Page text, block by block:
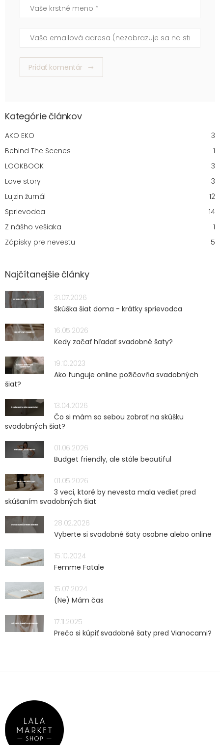
Vaše krstné meno
Vaša emailová adresa (nezobrazuje sa na stránke)
Pridať komentár
Kategórie článkov
AKO EKO
3
Behind The Scenes
1
LOOKBOOK
3
Love story
3
Lujzin žurnál
12
Sprievodca
14
Z nášho vešiaka
1
Zápisky pre nevestu
5
Najčítanejšie články
31.07.2026
Skúška šiat doma - krátky sprievodca
16.05.2026
Kedy začať hľadať svadobné šaty?
19.10.2023
Ako funguje online požičovňa svadobných
šiat?
13.04.2026
Čo si mám so sebou zobrať na skúšku
svadobných šiat?
01.06.2026
Budget friendly, ale stále beautiful
01.05.2026
3 veci, ktoré by nevesta mala vedieť pred
skúšaním svadobných šiat
28.02.2026
Vyberte si svadobné šaty osobne alebo online
15.10.2024
Femme Fatale
15.07.2024
(Ne) Mám čas
17.11.2025
Prečo si kúpiť svadobné šaty pred Vianocami?